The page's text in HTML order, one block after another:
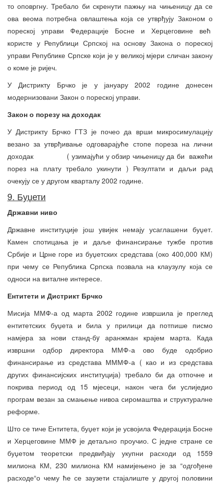
то оповргну. Требало би скренути пажњу на чињеницу да се
ова веома потребна овлаштења која се утврђују Законом о
пореској управи Федерације Босне и Херцеговине већ
користе у Републици Српској на основу Закона о пореској
управи Републике Српске који је у великој мјери сличан закону
о коме је ријеч.
У Дистрикту Брчко је у јануару 2002 године донесен
модернизовани Закон о пореској управи.
Закон о порезу на доходак
У Дистрикту Брчко ГТЗ је почео да врши микросимулацију
везано за утврђивање одговарајуће стопе пореза на лични
доходак ( узимајући у обзир чињеницу да би важећи
порез на плату требало укинути ) Резултати и даљи рад
очекују се у другом кварталу 2002 године.
9. Буџети
Државни ниво
Државне институције још увијек немају усаглашени буџет.
Камен спотицања је и даље финансирање тужбе против
Србије и Црне горе из буџетских средстава (око 400,000 КМ)
при чему се Република Српска позвала на клаузулу која се
односи на виталне интересе.
Ентитети и Дистрикт Брчко
Мисија ММФ-а од марта 2002 године извршила је преглед
ентитетских буџета и била у прилици да потпише писмо
намјера за нови станд-бy аранжман крајем марта. Када
извршни одбор директора ММФ-а ово буде одобрио
финансирање из средстава МММФ-а ( као и из средстава
других финансијских институција) требало би да отпочне и
покрива период од 15 мјесеци, након чега би услиједио
програм везан за смањење нивоа сиромаштва и структуралне
реформе.
Што се тиче Ентитета, буџет који је усвојила Федерација Босне
и Херцеговине ММФ је детаљно проучио. С једне стране се
буџетом теоретски предвиђају укупни расходи од 1559
милиона КМ, 230 милиона КМ намијењено је за “одгођене
расходе“о чему ће се заузети стајалиште у другој половини